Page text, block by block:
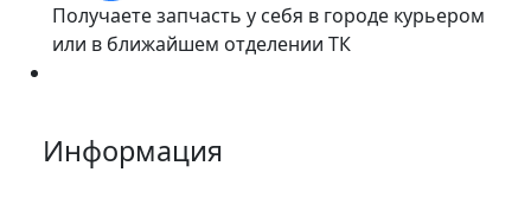
Получаете запчасть у себя в городе курьером
или в ближайшем отделении ТК
Информация